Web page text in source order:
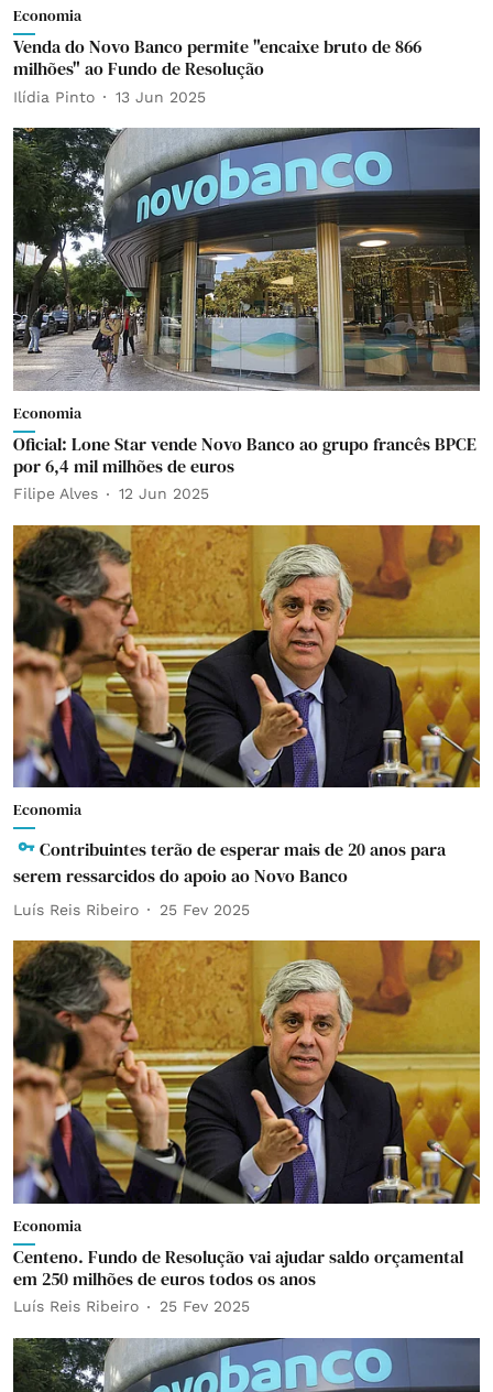
Economia
Venda do Novo Banco permite "encaixe bruto de 866
milhões" ao Fundo de Resolução
Ilídia Pinto 13 Jun 2025
Economia
Oficial: Lone Star vende Novo Banco ao grupo francês BPCE
por 6,4 mil milhões de euros
Filipe Alves 12 Jun 2025
Economia
Contribuintes terão de esperar mais de 20 anos para
serem ressarcidos do apoio ao Novo Banco
Luís Reis Ribeiro 25 Fev 2025
Economia
Centeno. Fundo de Resolução vai ajudar saldo orçamental
em 250 milhões de euros todos os anos
Luís Reis Ribeiro 25 Fev 2025